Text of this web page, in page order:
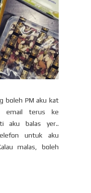
boleh PM aku kat
email terus ke
aku balas yer..
untuk aku
malas, boleh